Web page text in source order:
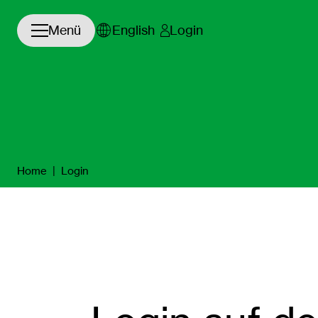
Navigation öffnen/schließen
Menü English Login
Home | Login